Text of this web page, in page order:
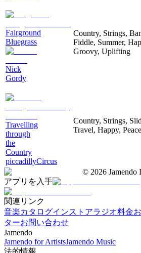
Fairground
Bluegrass
Nick
Gordy
Country, Strings,
Fiddle, Summer,
Groovy, Uplifting
Travelling
through
the
Country
piccadillyCircus
Country, Strings,
Travel, Happy,
© 2026 Jamendo
アプリを入手
関連リンク
音楽カタログインストアラジオ料金
ターお問い合わせ
Jamendo
Jamendo for ArtistsJamendo Music
法的情報